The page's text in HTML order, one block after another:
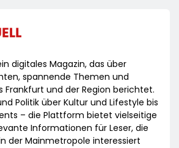
digitales Magazin, das über
spannende Themen und
Frankfurt und der Region berichtet.
Politik über Kultur und Lifestyle bis
– die Plattform bietet vielseitige
Informationen für Leser, die
der Mainmetropole interessiert